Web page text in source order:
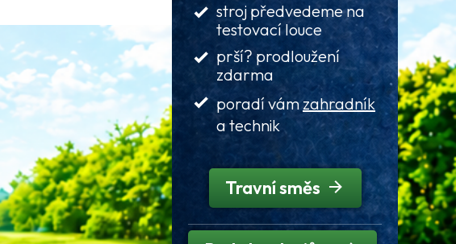
stroj předvedeme na
testovací louce
prší? prodloužení
zdarma
poradí vámzahradník
a technik
Travní směs